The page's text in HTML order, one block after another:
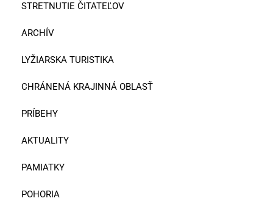
STRETNUTIE ČITATEĽOV
ARCHÍV
LYŽIARSKA TURISTIKA
CHRÁNENÁ KRAJINNÁ OBLASŤ
PRÍBEHY
AKTUALITY
PAMIATKY
POHORIA